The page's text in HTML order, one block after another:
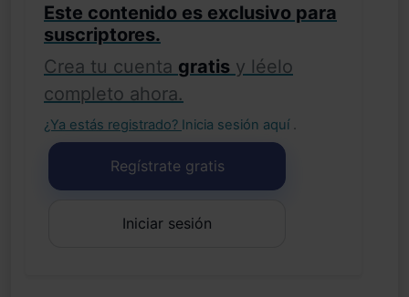
Este contenido es exclusivo para
suscriptores.
Crea tu cuenta gratis y léelo
completo ahora.
¿Ya estás registrado? Inicia sesión aquí .
Regístrate gratis
Iniciar sesión